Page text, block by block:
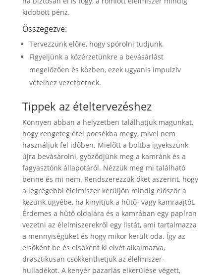
kidobott pénz.
Összegezve:
Tervezzünk előre, hogy spórolni tudjunk.
Figyeljünk a közérzetünkre a bevásárlást
megelőzően és közben, ezek ugyanis impulzív
vételhez vezethetnek.
Tippek az ételtervezéshez
Könnyen abban a helyzetben találhatjuk magunkat,
hogy rengeteg étel pocsékba megy, mivel nem
használjuk fel időben. Mielőtt a boltba igyekszünk
újra bevásárolni, győződjünk meg a kamránk és a
fagyasztónk állapotáról. Nézzük meg mi található
benne és mi nem. Rendszerezzük őket aszerint, hogy
a legrégebbi élelmiszer kerüljön mindig először a
kezünk ügyébe, ha kinyitjuk a hűtő- vagy kamraajtót.
Érdemes a hűtő oldalára és a kamrában egy papíron
vezetni az élelmiszerekről egy listát, ami tartalmazza
a mennyiségüket és hogy mikor került oda. Így az
elsőként be és elsőként ki elvét alkalmazva,
drasztikusan csökkenthetjük az élelmiszer-
hulladékot. A kenyér pazarlás elkerülése végett,